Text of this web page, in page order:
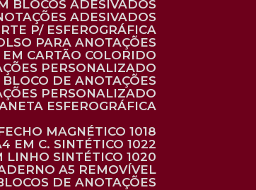
BLOCOS ADESIVADOS
ADESIVADOS
P/ ESFEROGRÁFICA
PARA ANOTAÇÕES
EM CARTÃO COLORIDO
PERSONALIZADO
BLOCO DE ANOTAÇÕES
PERSONALIZADO
ESFEROGRÁFICA
MAGNÉTICO 1018
EM C. SINTÉTICO 1022
LINHO SINTÉTICO 1020
A5 REMOVÍVEL
DE ANOTAÇÕES